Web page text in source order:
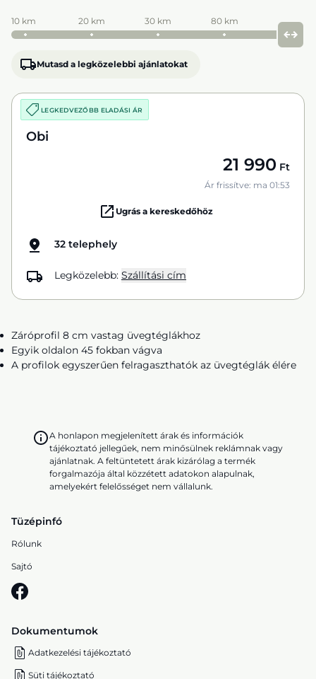
10 km 20 km 30 km 80 km
Mutasd a legközelebbi ajánlatokat
LEGKEDVEZŐBB ELADÁSI ÁR
Obi
21 990 Ft
Ár frissítve: ma 01:53
Ugrás a kereskedőhöz
32 telephely
Legközelebb: Szállítási cím
Záróprofil 8 cm vastag üvegtéglákhoz
Egyik oldalon 45 fokban vágva
A profilok egyszerűen felragaszthatók az üvegtéglák élére
A honlapon megjelenített árak és információk
tájékoztató jellegűek, nem minősülnek reklámnak vagy
ajánlatnak. A feltüntetett árak kizárólag a termék
forgalmazója által közzétett adatokon alapulnak,
amelyekért felelősséget nem vállalunk.
Tüzépinfó
Rólunk
Sajtó
Dokumentumok
Adatkezelési tájékoztató
Süti tájékoztató